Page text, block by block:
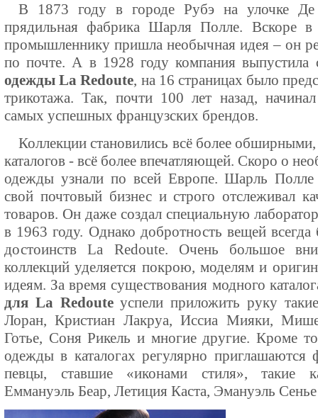
В 1873 году в городе Рубэ на улочке Де
прядильная фабрика Шарля Полле. Вскоре в
промышленнику пришла необычная идея – он
по почте. А в 1928 году компания
одежды La Redoute, на 16 страницах было
трикотажа. Так, почти 100 лет назад,
самых успешных французских брендов.
Коллекции становились всё более
каталогов - всё более впечатляющей. Скоро о
одежды узнали по всей Европе. Шарль Полле
свой почтовый бизнес и строго отслеживал
товаров. Он даже создал специальную
в 1963 году. Однако добротность вещей
достоинств La Redoute. Очень большое
коллекций уделяется покрою, моделям и
идеям. За время существования модного
для La Redouteуспели приложить руку
Лоран, Кристиан Лакруа, Иссиа Мияки,
Готье, Соня Рикель и многие другие. Кроме
одежды в каталогах регулярно приглашаются
певцы, ставшие «иконами стиля», такие
Еммануэль Беар, Летиция Каста, Эмануэль